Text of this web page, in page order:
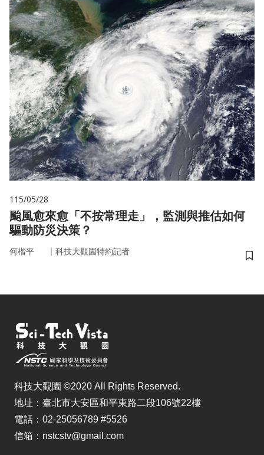
115/05/28
颱風愈來愈「不按常理走」，監測與推估如何
驅動防災決策？
何楷平 ｜ 科技大觀園特約記者
儲
科技大觀園 ©2020 All Rights Reserved.
地址：臺北市大安區和平東路二段106號22樓
電話：02-25056789 #5526
信箱：nstcstv@gmail.com